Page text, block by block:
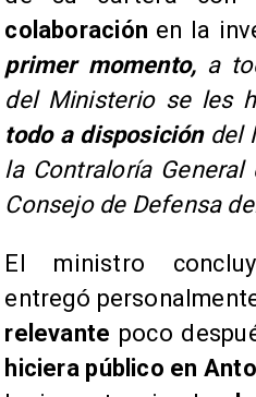
colaboración en la
primer momento, a
del Ministerio se les
todo a disposicióndel
la Contraloría
Consejo de Defensa
El ministro
entregó
relevante poco
hiciera público en